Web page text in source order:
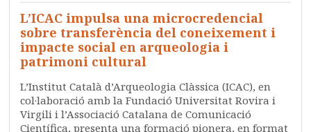
L’ICAC impulsa una microcredencial
sobre transferència del coneixement i
impacte social en arqueologia i
patrimoni cultural
L’Institut Català d’Arqueologia Clàssica (ICAC), en
col·laboració amb la Fundació Universitat Rovira i
Virgili i l’Associació Catalana de Comunicació
Científica, presenta una formació pionera, en format